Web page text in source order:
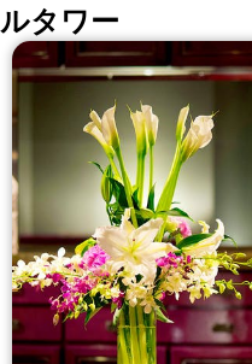
ルタワー